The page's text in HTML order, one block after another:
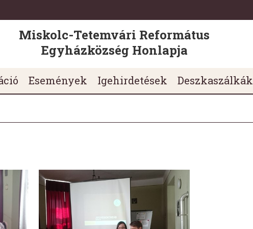
Miskolc-Tetemvári Református
Egyházközség Honlapja
Események Igehirdetések Deszkaszálkák